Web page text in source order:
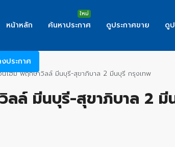
หน้าหลัก ค้นหาประกาศ ดูประกาศขาย ดูป
ประกาศ
น์โฮม พฤกษาวิลล์ มีนบุรี-สุขาภิบาล 2 มีนบุรี กรุงเทพ
ลล์ มีนบุรี-สุขาภิบาล 2 มี